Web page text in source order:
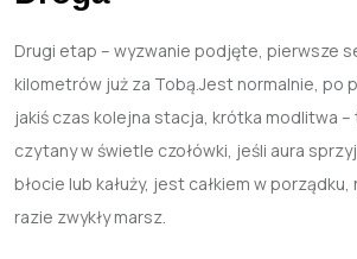
Drugi etap – wyzwanie podjęte, pierwsze
kilometrów już za Tobą.Jest normalnie, po
jakiś czas kolejna stacja, krótka modlitwa
czytany w świetle czołówki, jeśli aura
błocie lub kałuży, jest całkiem w porządku,
razie zwykły marsz.